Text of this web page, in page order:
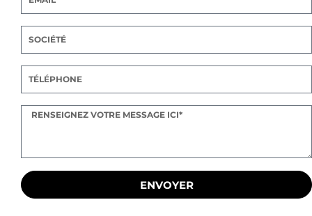
ENVOYER